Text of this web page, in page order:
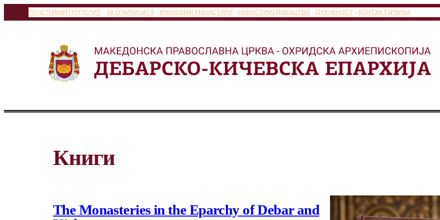
на
ПОЧЕТНАМИТРОПОЛИТ ЗА ЕПАРХИЈАТА ХРАМОВИ И МАНАСТИРИ НОВОСТИИЗДАВАШТВО ДУХОВНОСТ КОНТАКТАРХИВА
Книги
The Monasteries in the Eparchy of Debar and